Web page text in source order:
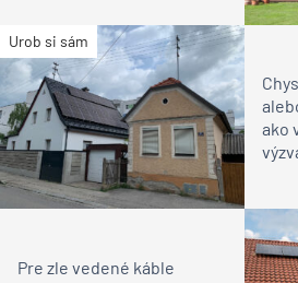
Urob si sám
ako
Pre zle vedené káble